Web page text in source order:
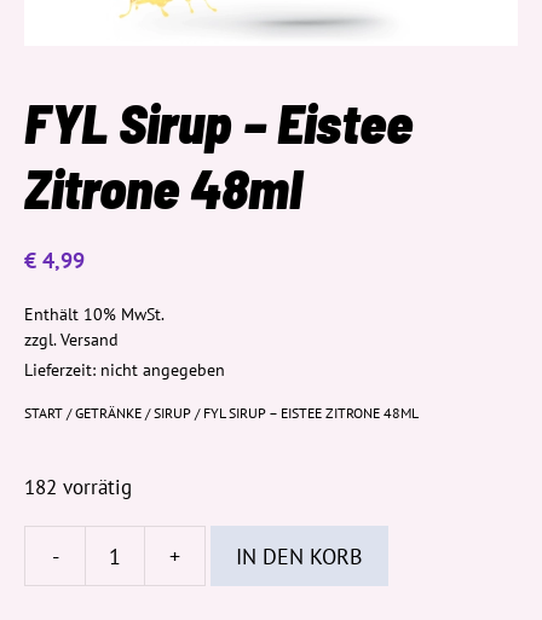
FYL Sirup – Eistee
Zitrone 48ml
€ 4,99
Enthält 10% MwSt.
zzgl.Versand
Lieferzeit: nicht angegeben
START /GETRÄNKE /SIRUP / FYL SIRUP – EISTEE ZITRONE 48ML
182 vorrätig
- + IN DEN KORB